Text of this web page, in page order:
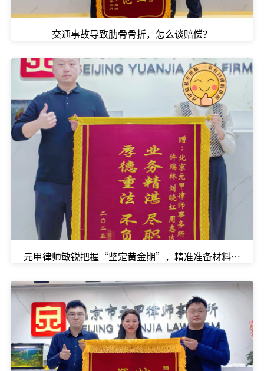
交通事故导致肋骨骨折，怎么谈赔偿？
元甲律师敏锐把握“鉴定黄金期”，精准准备材料，一举